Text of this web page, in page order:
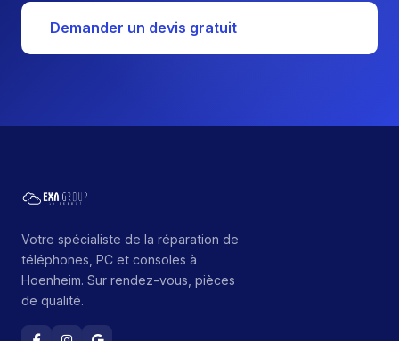
Demander un devis gratuit
Votre spécialiste de la réparation de
téléphones, PC et consoles à
Hoenheim. Sur rendez-vous, pièces
de qualité.